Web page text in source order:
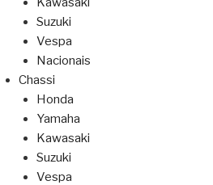
Suzuki
Vespa
Nacionais
Chassi
Honda
Yamaha
Kawasaki
Suzuki
Vespa